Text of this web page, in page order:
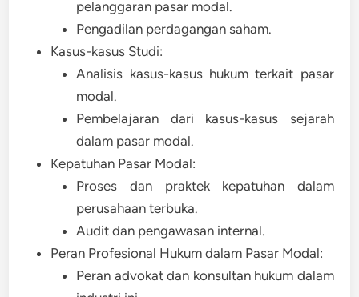
pelanggaran pasar modal.
Pengadilan perdagangan saham.
Kasus-kasus Studi:
Analisis kasus-kasus hukum terkait pasar
modal.
Pembelajaran dari kasus-kasus sejarah
dalam pasar modal.
Kepatuhan Pasar Modal:
Proses dan praktek kepatuhan dalam
perusahaan terbuka.
Audit dan pengawasan internal.
Peran Profesional Hukum dalam Pasar Modal:
Peran advokat dan konsultan hukum dalam